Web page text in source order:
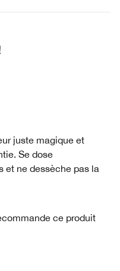
juste magique et
Se dose
et ne dessèche pas la
ce produit